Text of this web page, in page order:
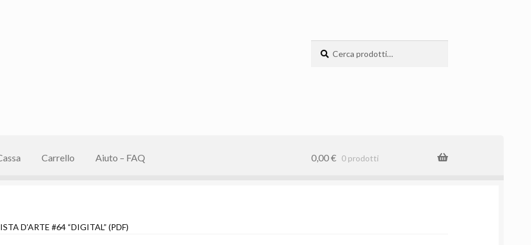
Carrello Aiuto – FAQ 0,00€ 0 prodotti
D’ARTE #64 “DIGITAL” (PDF)